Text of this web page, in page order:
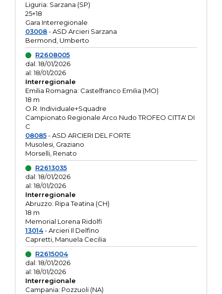
Liguria: Sarzana (SP)
25+18
Gara Interregionale
03008- ASD Arcieri Sarzana
Bermond, Umberto
R2608005
dal: 18/01/2026
al: 18/01/2026
Interregionale
Emilia Romagna: Castelfranco Emilia (MO)
18 m
O.R. Individuale+Squadre
Campionato Regionale Arco Nudo TROFEO CITTA' DI
C
08085- ASD ARCIERI DEL FORTE
Musolesi, Graziano
Morselli, Renato
R2613035
dal: 18/01/2026
al: 18/01/2026
Interregionale
Abruzzo: Ripa Teatina (CH)
18 m
Memorial Lorena Ridolfi
13014- Arcieri Il Delfino
Capretti, Manuela Cecilia
R2615004
dal: 18/01/2026
al: 18/01/2026
Interregionale
Campania: Pozzuoli (NA)